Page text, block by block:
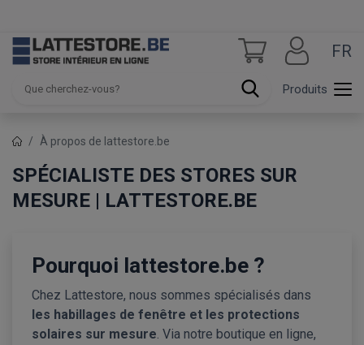
Produits
FR
À propos de lattestore.be
SPÉCIALISTE DES STORES SUR
MESURE | LATTESTORE.BE
Pourquoi lattestore.be ?
Chez Lattestore, nous sommes spécialisés dans
les habillages de fenêtre et les protections
solaires sur mesure. Via notre boutique en ligne,